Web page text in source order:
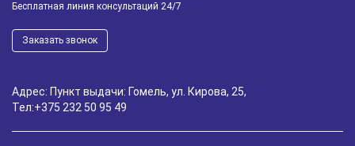
Бесплатная линия консультаций 24/7
Заказать звонок
Адрес: Пункт выдачи: Гомель, ул. Кирова, 25,
Тел:+375 232 50 95 49